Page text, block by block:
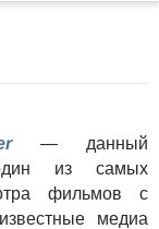
— данный
один из самых
фильмов с
медиа